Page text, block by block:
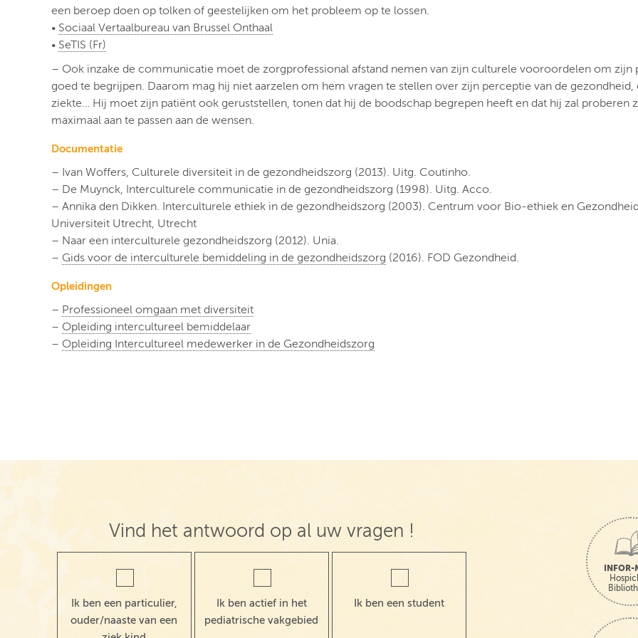
een beroep doen op tolken of geestelijken om het probleem op te lossen.
• Sociaal Vertaalbureau van Brussel Onthaal
• SeTIS (Fr)
– Ook inzake de communicatie moet de zorgprofessional afstand nemen van zijn culturele vooroordelen om zijn
goed te begrijpen. Daarom mag hij niet aarzelen om hem vragen te stellen over zijn perceptie van de gezondheid,
ziekte… Hij moet zijn patiënt ook geruststellen, tonen dat hij de boodschap begrepen heeft en dat hij zal proberen
maximaal aan te passen aan de wensen.
Documentatie
– Ivan Woffers, Culturele diversiteit in de gezondheidszorg (2013). Uitg. Coutinho.
– De Muynck, Interculturele communicatie in de gezondheidszorg (1998). Uitg. Acco.
– Annika den Dikken. Interculturele ethiek in de gezondheidszorg (2003). Centrum voor Bio-ethiek en
Universiteit Utrecht, Utrecht
– Naar een interculturele gezondheidszorg (2012). Unia.
– Gids voor de interculturele bemiddeling in de gezondheidszorg (2016). FOD Gezondheid.
Opleidingen
– Professioneel omgaan met diversiteit
– Opleiding intercultureel bemiddelaar
– Opleiding Intercultureel medewerker in de Gezondheidszorg
Vind het antwoord op al uw vragen !
Ik ben een particulier,
ouder/naaste van een
Ik ben actief in het
pediatrische vakgebied
Ik ben een student
INFOR-